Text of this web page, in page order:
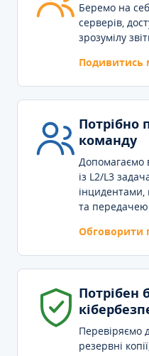
Беремо на
серверів,
зрозумілу
Подивитись
Потрібно
команду
Допомагаємо
із L2/L3
інцидентами,
та
Обговорити
Потрібен
Перевіряємо
резервні